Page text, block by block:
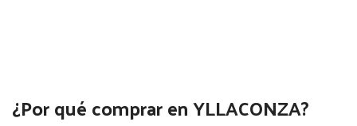
¿Por qué comprar en YLLACONZA?